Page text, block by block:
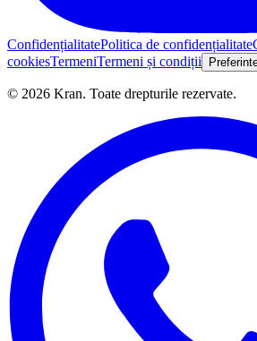
ConfidențialitatePolitica de confidențialitate
cookiesTermeniTermeni și condiții
© 2026 Kran. Toate drepturile rezervate.